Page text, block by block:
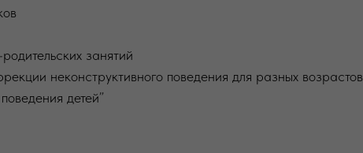
занятий
неконструктивного поведения для разных возрастов
детей”